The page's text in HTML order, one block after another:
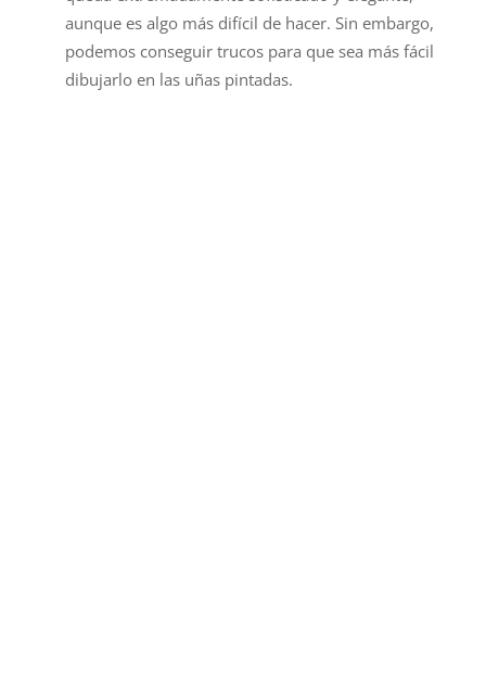
aunque es algo más difícil de hacer. Sin embargo,
podemos conseguir trucos para que sea más fácil
dibujarlo en las uñas pintadas.